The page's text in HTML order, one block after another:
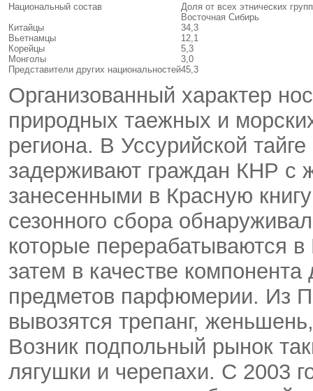
Национальный состав
Доля от всех этнических
Восточная Сибирь
Китайцы
34,3
Вьетнамцы
12,1
Корейцы
5,3
Монголы
3,0
Представители других национальностей45,3
Организованный характер
природных таежных и
региона. В Уссурийской
задерживают граждан КНР с
занесенными в Красную
сезонного сбора
которые перерабатываются
затем в качестве компонента
предметов парфюмерии. Из
вывозятся трепанг,
Возник подпольный рынок
лягушки и черепахи. С 2003